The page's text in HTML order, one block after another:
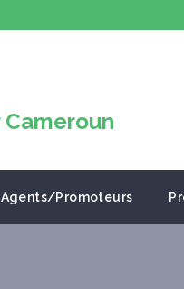
Agents/Promoteurs